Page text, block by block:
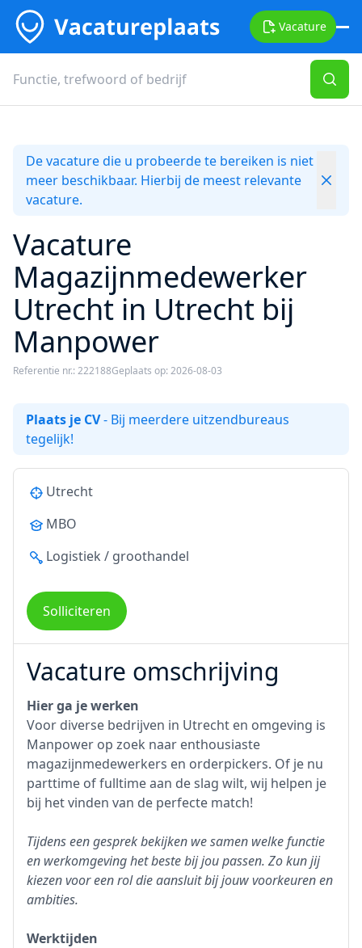
Vacature
De vacature die u probeerde te bereiken is niet
meer beschikbaar. Hierbij de meest relevante
vacature.
Vacature
Magazijnmedewerker
Utrecht in Utrecht bij
Manpower
Referentie nr.: 222188Geplaats op: 2026-08-03
Plaats je CV- Bij meerdere uitzendbureaus
tegelijk!
Utrecht
MBO
Logistiek / groothandel
Solliciteren
Vacature omschrijving
Hier ga je werken
Voor diverse bedrijven in Utrecht en omgeving is
Manpower op zoek naar enthousiaste
magazijnmedewerkers en orderpickers. Of je nu
parttime of fulltime aan de slag wilt, wij helpen je
bij het vinden van de perfecte match!
Tijdens een gesprek bekijken we samen welke functie
en werkomgeving het beste bij jou passen. Zo kun jij
kiezen voor een rol die aansluit bij jouw voorkeuren en
ambities.
Werktijden